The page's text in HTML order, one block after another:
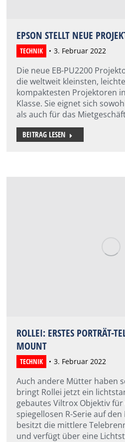
EPSON STELLT NEUE
TECHNIK 3. Februar 2022
Die neue EB-PU2200
die weltweit kleinsten,
kompaktesten Projektoren
Klasse. Sie eignet sich
als auch für das
BEITRAG LESEN
ROLLEI: ERSTES PORTRÄT-
MOUNT
TECHNIK 3. Februar 2022
Auch andere Mütter haben
bringt Rollei jetzt ein
gebautes Viltrox Objektiv
spiegellosen R-Serie auf
besitzt die mittlere
und verfügt über eine